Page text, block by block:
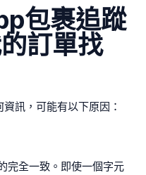
包裹追蹤
訂單找
訊，可能有以下原因：
完全一致。即使一個字元